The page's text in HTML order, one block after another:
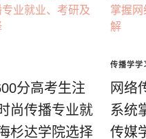
分高考生注
尚传播专业就
杉达学院选择
传播学学
网络
系统
传媒